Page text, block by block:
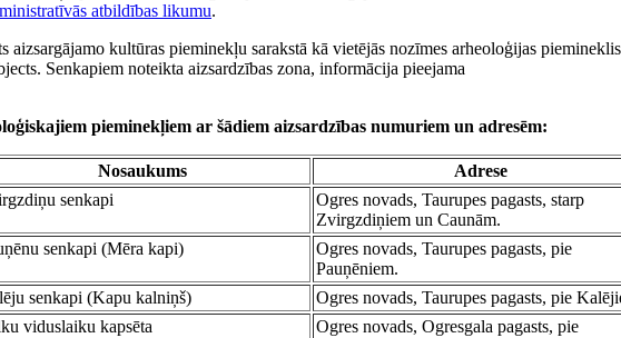
atbildības likumu.
aizsargājamo kultūras pieminekļu sarakstā kā vietējās nozīmes arheoloģijas
Senkapiem noteikta aizsardzības zona, informācija pieejama
pieminekļiem ar šādiem aizsardzības numuriem un adresēm:
Nosaukums
Adrese
senkapi
Ogres novads, Taurupes pagasts, starp
Zvirgzdiņiem un Caunām.
senkapi (Mēra kapi)
Ogres novads, Taurupes pagasts, pie
Pauņēniem.
senkapi (Kapu kalniņš)
Ogres novads, Taurupes pagasts, pie
viduslaiku kapsēta
Ogres novads, Ogresgala pagasts, pie